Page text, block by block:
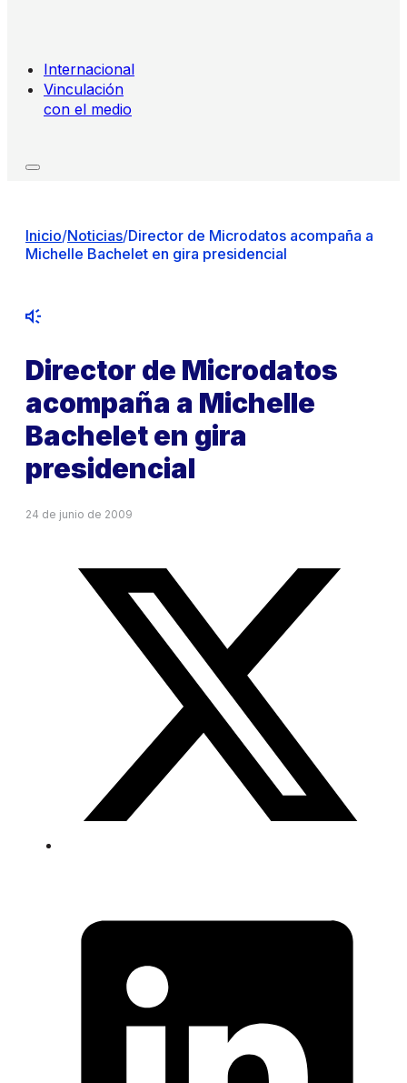
Internacional
Vinculación
con el medio
Inicio/Noticias/Director de Microdatos acompaña a
Michelle Bachelet en gira presidencial
Director de Microdatos
acompaña a Michelle
Bachelet en gira
presidencial
24 de junio de 2009